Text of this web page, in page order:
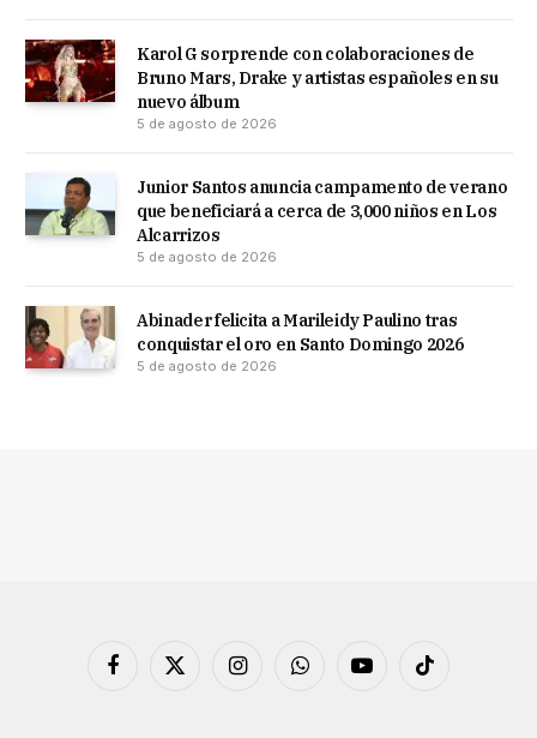
Karol G sorprende con colaboraciones de
Bruno Mars, Drake y artistas españoles en su
nuevo álbum
5 de agosto de 2026
Junior Santos anuncia campamento de verano
que beneficiará a cerca de 3,000 niños en Los
Alcarrizos
5 de agosto de 2026
Abinader felicita a Marileidy Paulino tras
conquistar el oro en Santo Domingo 2026
5 de agosto de 2026
Facebook
X
InstagramWhatsAppYouTubeTikTok